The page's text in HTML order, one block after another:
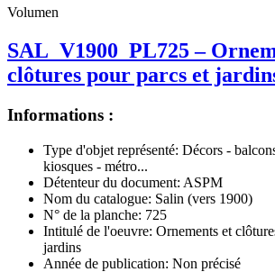
Volumen
SAL_V1900_PL725 –
clôtures pour parcs et
Informations :
Type d'objet représenté: Décors -
kiosques - métro...
Détenteur du document: ASPM
Nom du catalogue: Salin (vers 1900)
N° de la planche: 725
Intitulé de l'oeuvre: Ornements et
jardins
Année de publication: Non précisé